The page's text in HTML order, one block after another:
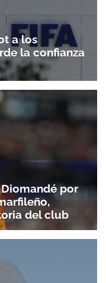
a los
la confianza
Diomandé por
del club